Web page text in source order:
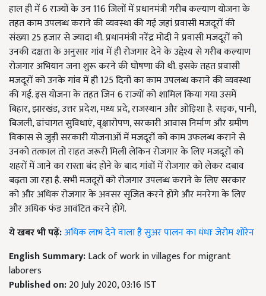
हाल ही में 6 राज्यों के उन 116 जिलों में प्रधानमंत्री गरीब कल्याण योजना के
तहत काम उपलब्ध कराने की व्यवस्था की गई जहां प्रवासी मजदूरों की
संख्या 25 हजार से ज्यादा थी. प्रधानमंत्री नरेंद्र मोदी ने प्रवासी मजदूरों को
उनकी दक्षता के अनुसार गांव में ही रोजगार देने के उद्देश्य से गरीब कल्याण
रोजगार अभियान जना शुरू करने की घोषणा की थी. इसके तहत प्रवासी
मजदूरों को उनके गांव में ही 125 दिनों का काम उपलब्ध कराने की व्यवस्था
की गई. इस योजना के तहत जिन 6 राज्यों को शामिल किया गया उसमें
बिहार, झारखंड, उत्तर प्रदेश, मध्य प्रदे, राजस्थान और ओड़िशा है. सड़क, पानी,
बिजली, ढांचागत सुविधाएं, वृक्षारोपण, सरकारी आवास निर्माण और ग्रमीण
विकास से जुड़ी सरकारी योजनाओं में मजदूरों को काम उफलब्ध कराने से
उनको तत्काल तो राहत जरूरी मिली लेकिन रोजगार के लिए मजदूरों को
शहरों में जाने का रास्ता बंद होने के बाद गांवों में रोजगार को लेकर दबाव
बढ़ता जा रहा है. सभी मजदूरों को रोजगार उपलब्ध कराने के लिए सरकार
को और अधिक रोजगार के अवसर सृजित करने होंगे और मनरेगा के लिए
और अधिक फंड आवंटित करने होंगे.
ये खबर भी पढ़ें:अधिक लाभ देने वाला है सुअर पालन का धंधाः जेरोम शोरेन
English Summary:Lack of work in villages for migrant
laborers
Published on:20 July 2020, 03:16 IST